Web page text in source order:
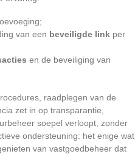
van een beveiligde link per
en de beveiliging van
raadplegen van de
zet in op transparantie,
soepel verloopt, zonder
ondersteuning: het enige wat
van vastgoedbeheer dat